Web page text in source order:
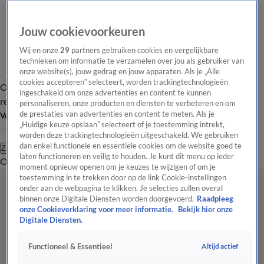
Overzicht Laatste nieuws Regionieuws Het beste van Hart
Tip de
redactie
Volg Hart van Nederland
Zoeken
OverzichtRegioUitzendingenWeerTip de redactiePanelVideo's
Jouw cookievoorkeuren
Wij en onze29 partners gebruiken cookies en vergelijkbare
technieken om informatie te verzamelen over jou als gebruiker van
onze website(s), jouw gedrag en jouw apparaten. Als je „Alle
cookies accepteren” selecteert, worden trackingtechnologieën
ingeschakeld om onze advertenties en content te kunnen
personaliseren, onze producten en diensten te verbeteren en om
de prestaties van advertenties en content te meten. Als je
„Huidige keuze opslaan” selecteert of je toestemming intrekt,
worden deze trackingtechnologieën uitgeschakeld. We gebruiken
dan enkel functionele en essentiële cookies om de website goed te
laten functioneren en veilig te houden. Je kunt dit menu op ieder
moment opnieuw openen om je keuzes te wijzigen of om je
toestemming in te trekken door op de link Cookie-instellingen
onder aan de webpagina te klikken. Je selecties zullen overal
binnen onze Digitale Diensten worden doorgevoerd. Raadpleeg
onze Cookieverklaring voor meer informatie.
Bekijk hier onze
Digitale Diensten.
Functioneel & Essentieel Altijd actief